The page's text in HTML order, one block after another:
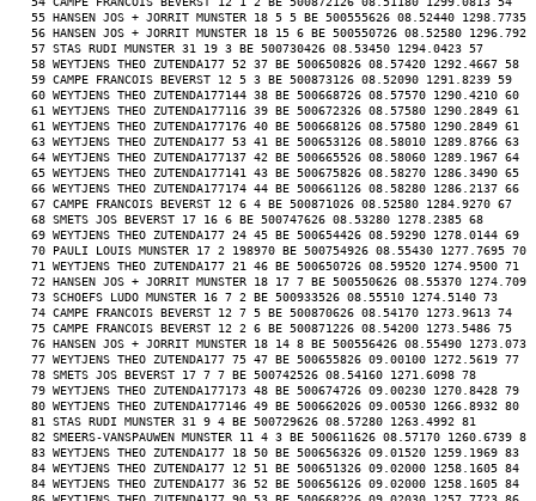
55 HANSEN JOS + JORRIT MUNSTER 18 5 5 BE 500555626 08.52440
56 HANSEN JOS + JORRIT MUNSTER 18 15 6 BE 500550726 08.52580
57 STAS RUDI MUNSTER 31 19 3 BE 500730426 08.53450 1294.0423 57
58 WEYTJENS THEO ZUTENDA177 52 37 BE 500650826 08.57420 1292.4667 58
59 CAMPE FRANCOIS BEVERST 12 5 3 BE 500873126 08.52090 1291.8239 59
60 WEYTJENS THEO ZUTENDA177144 38 BE 500668726 08.57570 1290.4210 60
61 WEYTJENS THEO ZUTENDA177116 39 BE 500672326 08.57580 1290.2849 61
61 WEYTJENS THEO ZUTENDA177176 40 BE 500668126 08.57580 1290.2849 61
63 WEYTJENS THEO ZUTENDA177 53 41 BE 500653126 08.58010 1289.8766 63
64 WEYTJENS THEO ZUTENDA177137 42 BE 500665526 08.58060 1289.1967 64
65 WEYTJENS THEO ZUTENDA177141 43 BE 500675826 08.58270 1286.3490 65
66 WEYTJENS THEO ZUTENDA177174 44 BE 500661126 08.58280 1286.2137 66
67 CAMPE FRANCOIS BEVERST 12 6 4 BE 500871026 08.52580 1284.9270 67
68 SMETS JOS BEVERST 17 16 6 BE 500747626 08.53280 1278.2385 68
69 WEYTJENS THEO ZUTENDA177 24 45 BE 500654426 08.59290 1278.0144 69
70 PAULI LOUIS MUNSTER 17 2 198970 BE 500754926 08.55430 1277.7695 70
71 WEYTJENS THEO ZUTENDA177 21 46 BE 500650726 08.59520 1274.9500 71
72 HANSEN JOS + JORRIT MUNSTER 18 17 7 BE 500550626 08.55370
73 SCHOEFS LUDO MUNSTER 16 7 2 BE 500933526 08.55510 1274.5140 73
74 CAMPE FRANCOIS BEVERST 12 7 5 BE 500870626 08.54170 1273.9613 74
75 CAMPE FRANCOIS BEVERST 12 2 6 BE 500871226 08.54200 1273.5486 75
76 HANSEN JOS + JORRIT MUNSTER 18 14 8 BE 500556426 08.55490
77 WEYTJENS THEO ZUTENDA177 75 47 BE 500655826 09.00100 1272.5619 77
78 SMETS JOS BEVERST 17 7 7 BE 500742526 08.54160 1271.6098 78
79 WEYTJENS THEO ZUTENDA177173 48 BE 500674726 09.00230 1270.8428 79
80 WEYTJENS THEO ZUTENDA177146 49 BE 500662026 09.00530 1266.8932 80
81 STAS RUDI MUNSTER 31 9 4 BE 500729626 08.57280 1263.4992 81
82 SMEERS-VANSPAUWEN MUNSTER 11 4 3 BE 500611626 08.57170 1260.6739
83 WEYTJENS THEO ZUTENDA177 18 50 BE 500656326 09.01520 1259.1969 83
84 WEYTJENS THEO ZUTENDA177 12 51 BE 500651326 09.02000 1258.1605 84
84 WEYTJENS THEO ZUTENDA177 36 52 BE 500656126 09.02000 1258.1605 84